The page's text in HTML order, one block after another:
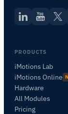
PRODUCTS
iMotions Lab
iMotions Online
Hardware
All Modules
Pricing